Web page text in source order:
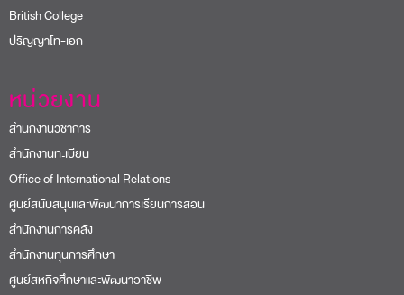
British College
ปริญญาโท-เอก
หน่วยงาน
สำนักงานวิชาการ
สำนักงานทะเบียน
Office of International Relations
ศูนย์สนับสนุนและพัฒนาการเรียนการสอน
สำนักงานการคลัง
สำนักงานทุนการศึกษา
ศูนย์สหกิจศึกษาและพัฒนาอาชีพ